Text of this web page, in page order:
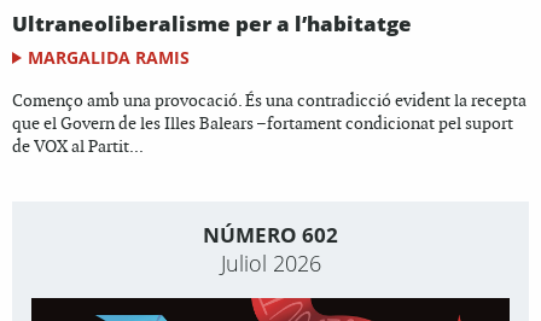
Ultraneoliberalisme per a l’habitatge
MARGALIDA RAMIS
Començo amb una provocació. És una contradicció evident la recepta
que el Govern de les Illes Balears –fortament condicionat pel suport
de VOX al Partit...
NÚMERO 602
Juliol 2026